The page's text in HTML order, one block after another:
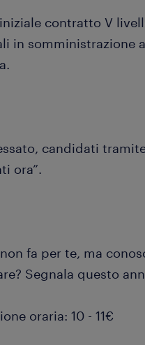
contratto V
in somministrazione
candidati
ora”.
non fa per te, ma
Segnala questo
oraria: 10 - 11€